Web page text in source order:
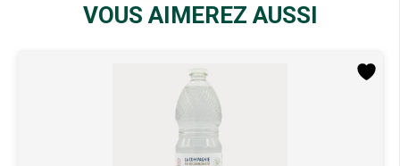
VOUS AIMEREZ AUSSI